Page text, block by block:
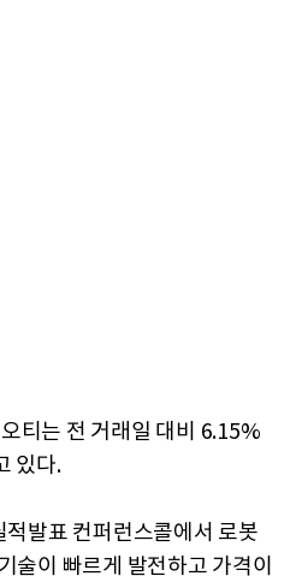
티는 전 거래일 대비 6.15%
있다.
발표 컨퍼런스콜에서 로봇
술이 빠르게 발전하고 가격이